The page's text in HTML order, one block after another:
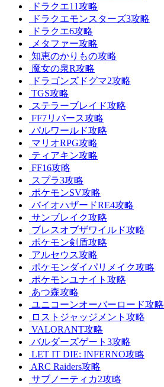
ドラクエ11攻略
ドラクエモンスターズ3攻略
ドラクエ6攻略
メタファー攻略
知恵のかりもの攻略
魔女の泉R攻略
ドラゴンズドグマ2攻略
TGS攻略
ステラーブレイド攻略
FF7リバース攻略
パルワールド攻略
マリオRPG攻略
ティアキン攻略
FF16攻略
スプラ3攻略
ポケモンSV攻略
バイオハザードRE4攻略
サンブレイク攻略
ブレスオブザワイルド攻略
ポケモン剣盾攻略
アルセウス攻略
ポケモンダイパリメイク攻略
ポケモンユナイト攻略
あつ森攻略
ユニコーンオーバーロード攻略
ロストジャッジメント攻略
VALORANT攻略
バルダーズゲート3攻略
LET IT DIE: INFERNO攻略
ARC Raiders攻略
サブノーティカ2攻略